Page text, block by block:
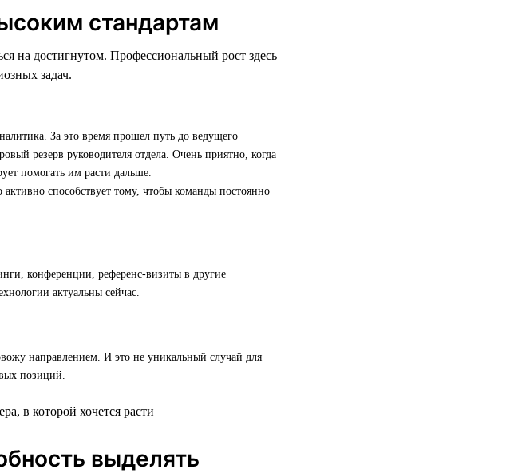
стандартам
на достигнутом. Профессиональный рост здесь
задач.
За это время прошел путь до ведущего
резерв руководителя отдела. Очень приятно, когда
помогать им расти дальше.
активно способствует тому, чтобы команды постоянно
конференции, референс-визиты в другие
актуальны сейчас.
направлением. И это не уникальный случай для
позиций.
выделять